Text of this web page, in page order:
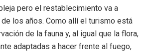
pero el restablecimiento va a
los años. Como allí el turismo está
de la fauna y, al igual que la flora,
adaptadas a hacer frente al fuego,